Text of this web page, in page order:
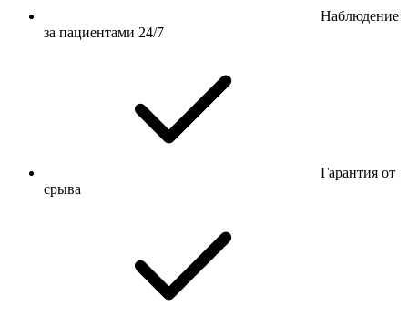
Наблюдение
за пациентами 24/7
Гарантия от
срыва